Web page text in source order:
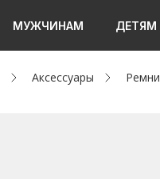
МУЖЧИНАМ ДЕТЯМ
Аксессуары Ремни